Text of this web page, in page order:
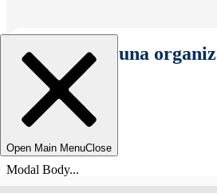
Seleccionar una
Open Main MenuClose
Modal Body...